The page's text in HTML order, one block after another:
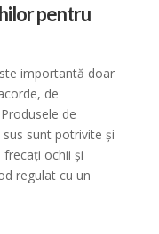
pentru
importantă doar
de
de
sunt potrivite și
frecați ochii și
regulat cu un